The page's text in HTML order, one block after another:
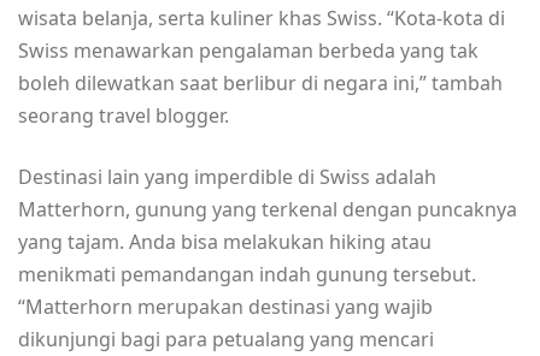
wisata belanja, serta kuliner khas Swiss. “Kota-kota di
Swiss menawarkan pengalaman berbeda yang tak
boleh dilewatkan saat berlibur di negara ini,” tambah
seorang travel blogger.
Destinasi lain yang imperdible di Swiss adalah
Matterhorn, gunung yang terkenal dengan puncaknya
yang tajam. Anda bisa melakukan hiking atau
menikmati pemandangan indah gunung tersebut.
“Matterhorn merupakan destinasi yang wajib
dikunjungi bagi para petualang yang mencari